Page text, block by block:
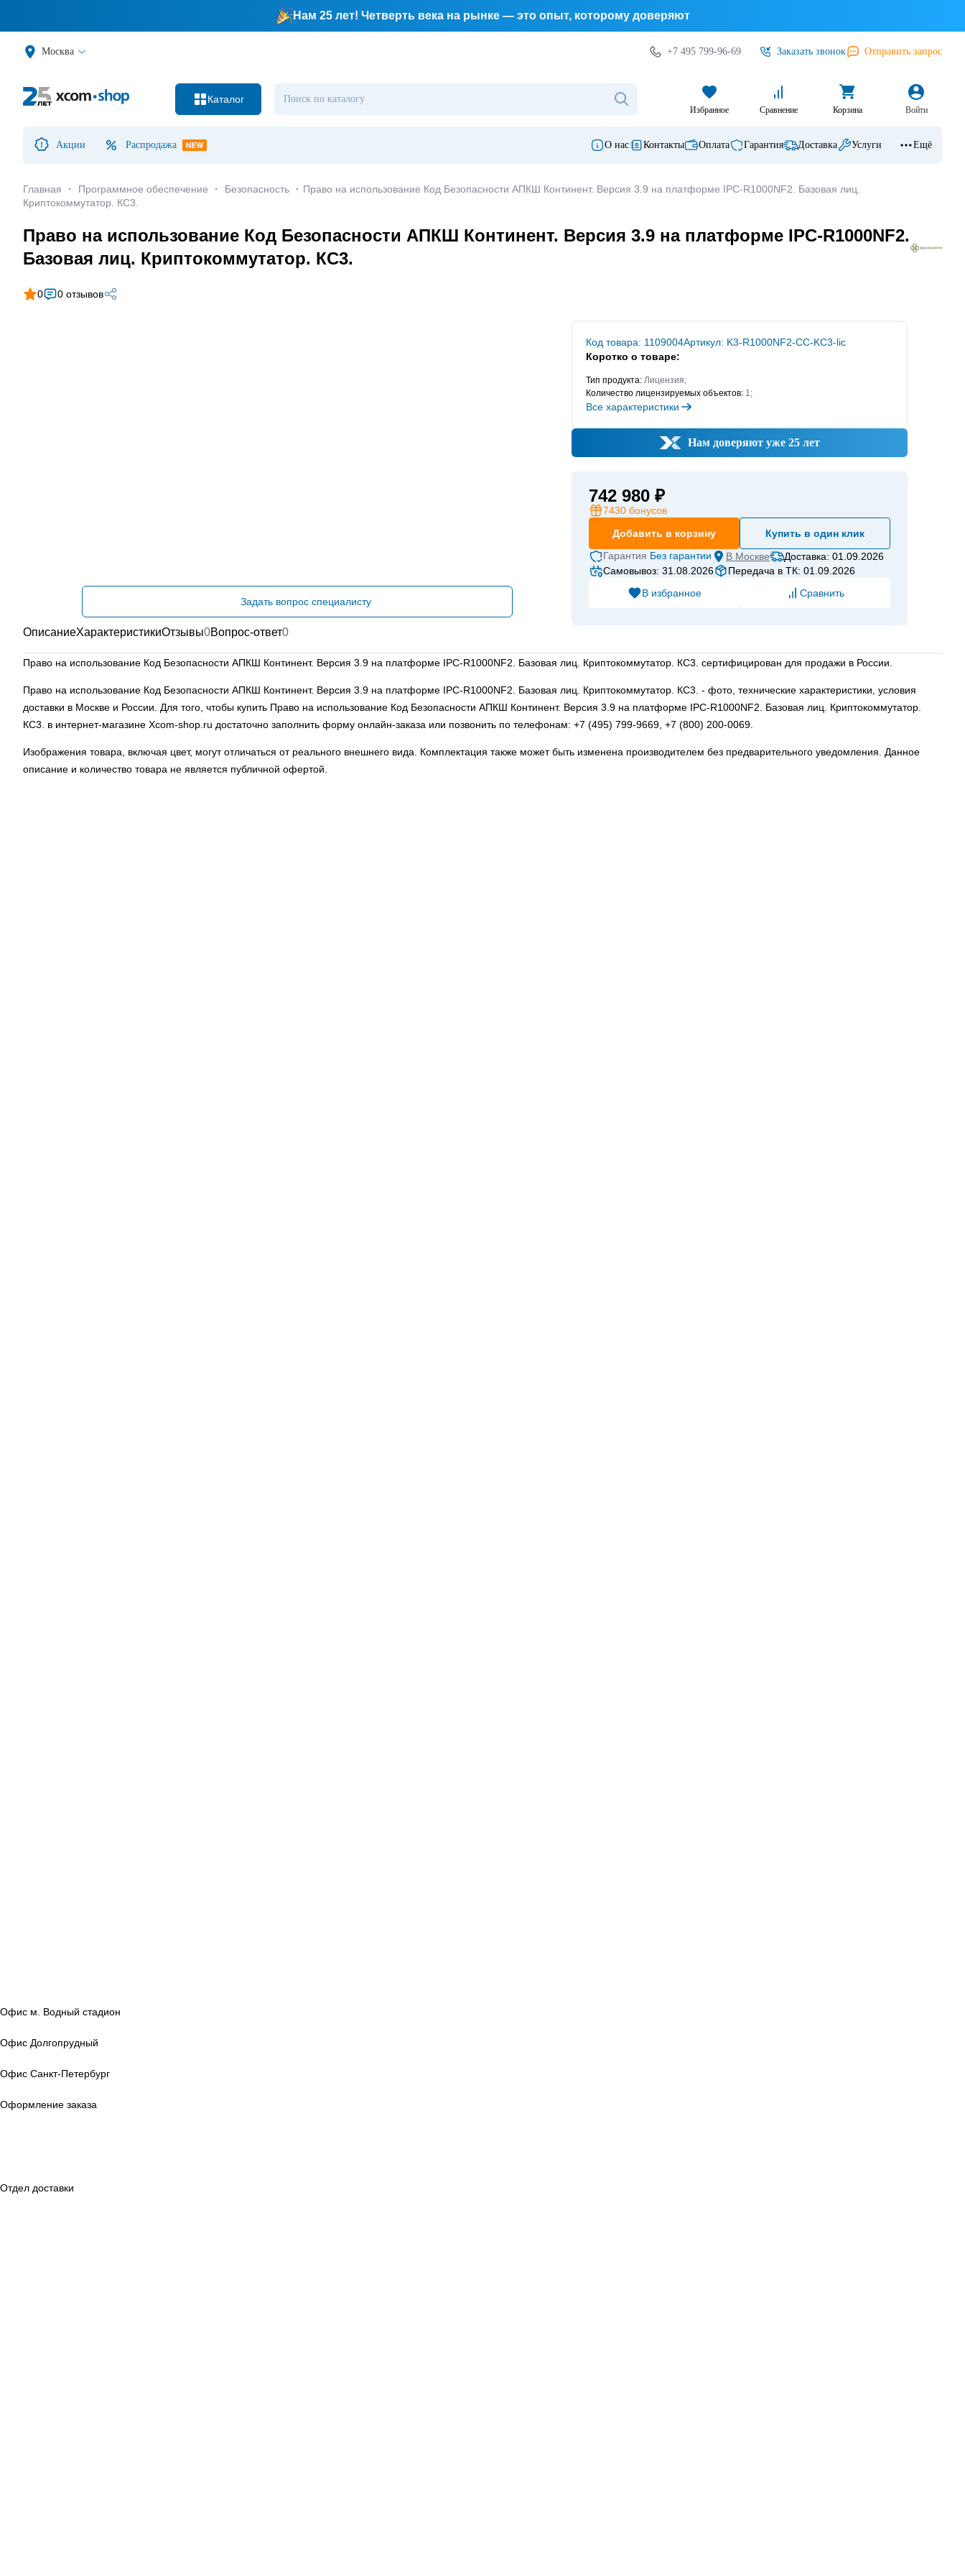
Нам 25 лет! Четверть века на рынке — это опыт, которому доверяют
Москва +7 495 799-96-69 Заказать звонок Отправить запрос
Каталог
Избранное Сравнение Корзина Войти
Акции Распродажа О нас Контакты Оплата Гарантия Доставка Услуги Ещё
Главная · Программное обеспечение · Безопасность · Право на использование Код Безопасности АПКШ Континент. Версия 3.9 на платформе IPC-R1000NF2. Базовая лиц.
Криптокоммутатор. КС3.
Право на использование Код Безопасности АПКШ Континент. Версия 3.9 на платформе IPC-R1000NF2.
Базовая лиц. Криптокоммутатор. КС3.
0 0 отзывов
Задать вопрос специалисту
Код товара: 1109004Артикул: K3-R1000NF2-CC-KC3-lic
Коротко о товаре:
Тип продукта: Лицензия;
Количество лицензируемых объектов: 1;
Все характеристики
Нам доверяют уже 25 лет
742 980 ₽
7430 бонусов
Добавить в корзину
Купить в один клик
Гарантия Без гарантии В Москве
Доставка: 01.09.2026
Самовывоз: 31.08.2026
Передача в ТК: 01.09.2026
В избранное
Сравнить
ОписаниеХарактеристикиОтзывы0Вопрос-ответ0
Право на использование Код Безопасности АПКШ Континент. Версия 3.9 на платформе IPC-R1000NF2. Базовая лиц. Криптокоммутатор. КС3. сертифицирован для продажи в России.
Право на использование Код Безопасности АПКШ Континент. Версия 3.9 на платформе IPC-R1000NF2. Базовая лиц. Криптокоммутатор. КС3. - фото, технические характеристики, условия
доставки в Москве и России. Для того, чтобы купить Право на использование Код Безопасности АПКШ Континент. Версия 3.9 на платформе IPC-R1000NF2. Базовая лиц. Криптокоммутатор.
КС3. в интернет-магазине Xcom-shop.ru достаточно заполнить форму онлайн-заказа или позвонить по телефонам: +7 (495) 799-9669 +7 (800) 200-0069
Изображения товара, включая цвет, могут отличаться от реального внешнего вида. Комплектация также может быть изменена производителем без предварительного уведомления. Данное
описание и количество товара не является публичной офертой.
Офис м. Водный стадион
Офис Долгопрудный
Офис Санкт‑Петербург
Оформление заказа
Отдел доставки